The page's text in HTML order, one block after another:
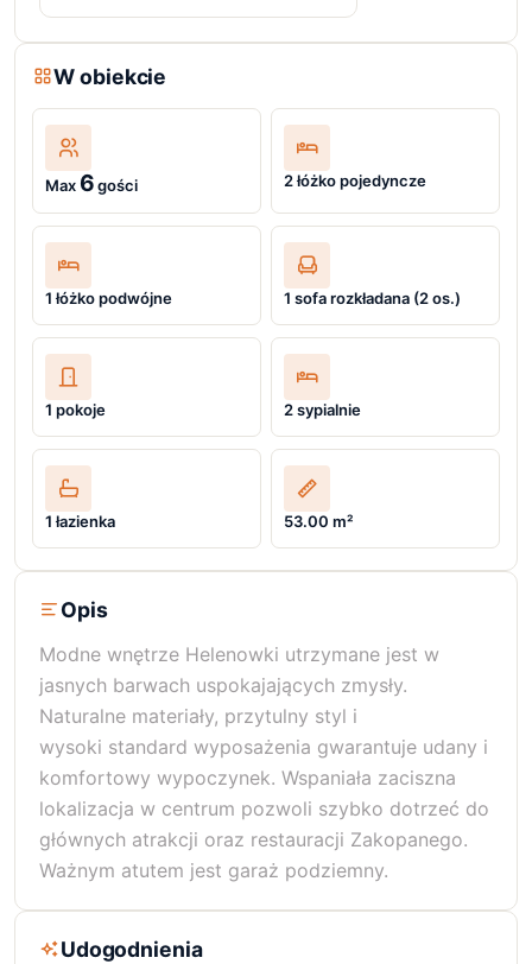
W obiekcie
Max 6gości 2 łóżko pojedyncze
1 łóżko podwójne 1 sofa rozkładana (2 os.)
1 pokoje 2 sypialnie
1 łazienka 53.00 m²
Opis
Modne wnętrze Helenowki utrzymane jest w
jasnych barwach uspokajających zmysły.
Naturalne materiały, przytulny styl i
wysoki standard wyposażenia gwarantuje udany i
komfortowy wypoczynek. Wspaniała zaciszna
lokalizacja w centrum pozwoli szybko dotrzeć do
głównych atrakcji oraz restauracji Zakopanego.
Ważnym atutem jest garaż podziemny.
Udogodnienia